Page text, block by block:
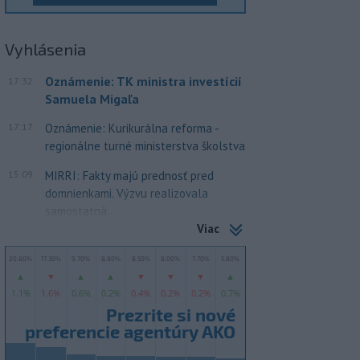
Vyhlásenia
17:32
Oznámenie: TK ministra investícií
Samuela Migaľa
17:17
Oznámenie: Kurikurálna reforma -
regionálne turné ministerstva školstva
15:09
MIRRI: Fakty majú prednosť pred
domnienkami. Výzvu realizovala
samostatná...
Viac